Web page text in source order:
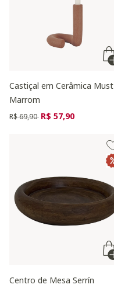
Castiçal em Cerâmica Must
Marrom
Preço reduzido de
R$ 69,90 para
R$ 57,90
Centro de Mesa Serrín